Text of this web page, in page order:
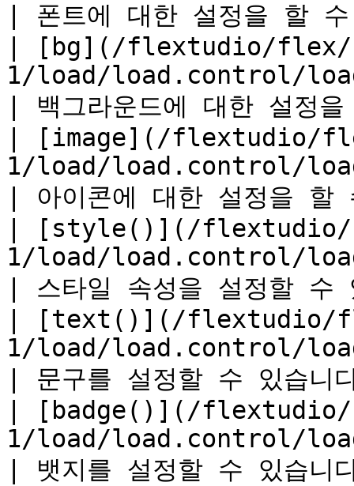
| 폰트에 대한 설정을
| [bg](/flextudio/flex/
1/load/load.control/
| 백그라운드에 대한
| [image](/flextudio/
1/load/load.control/
| 아이콘에 대한 설정
| [style()](/flextudio/
1/load/load.control/
| 스타일 속성을 설정
| [text()](/flextudio/
1/load/load.control/
| 문구를 설정할 수
| [badge()](/
1/load/load.control/
| 뱃지를 설정할 수